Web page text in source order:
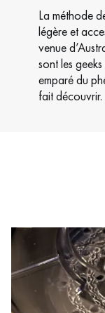
La méthode
légère et
venue
sont les
emparé du
fait découvrir.